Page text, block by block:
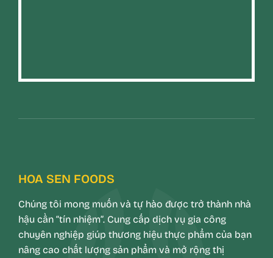
HOA SEN FOODS
Chúng tôi mong muốn và tự hào được trở thành nhà
hậu cần “tín nhiệm”. Cung cấp dịch vụ gia công
chuyên nghiệp giúp thương hiệu thực phẩm của bạn
nâng cao chất lượng sản phẩm và mở rộng thị